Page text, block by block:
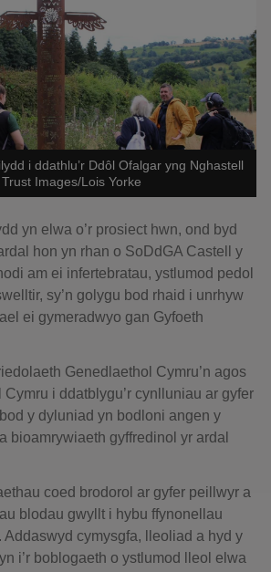
i ddathlu’r Ddôl Ofalgar yng Nghastell
Images/Lois Yorke
yn elwa o’r prosiect hwn, ond byd
hon yn rhan o SoDdGA Castell y
am ei infertebratau, ystlumod pedol
sy’n golygu bod rhaid i unrhyw
ei gymeradwyo gan Gyfoeth
Genedlaethol Cymru’n agos
i ddatblygu’r cynlluniau ar gyfer
y dyluniad yn bodloni angen y
bioamrywiaeth gyffredinol yr ardal
coed brodorol ar gyfer peillwyr a
blodau gwyllt i hybu ffynonellau
Addaswyd cymysgfa, lleoliad a hyd y
i’r boblogaeth o ystlumod lleol elwa